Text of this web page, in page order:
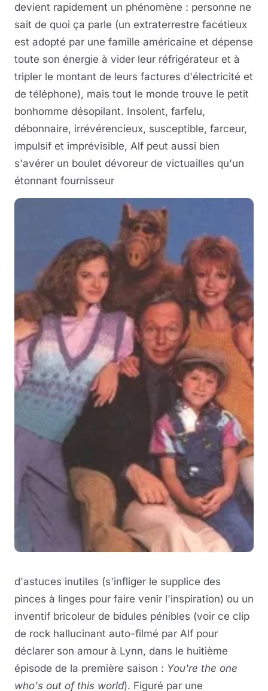
devient rapidement un phénomène : personne ne
sait de quoi ça parle (un extraterrestre facétieux
est adopté par une famille américaine et dépense
toute son énergie à vider leur réfrigérateur et à
tripler le montant de leurs factures d'électricité et
de téléphone), mais tout le monde trouve le petit
bonhomme désopilant. Insolent, farfelu,
débonnaire, irrévérencieux, susceptible, farceur,
impulsif et imprévisible, Alf peut aussi bien
s'avérer un boulet dévoreur de victuailles qu'un
étonnant fournisseur
d'astuces inutiles (s'infliger le supplice des
pinces à linges pour faire venir l'inspiration) ou un
inventif bricoleur de bidules pénibles (voir ce clip
de rock hallucinant auto-filmé par Alf pour
déclarer son amour à Lynn, dans le huitième
épisode de la première saison : You're the one
who's out of this world). Figuré par une